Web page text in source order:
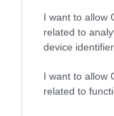
I want to allow
related to
device
I want to allow
related to
Με το
έλεγχο στον
σας. Σας
κάνετε σίγαση